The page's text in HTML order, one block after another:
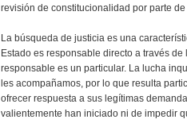
revisión de constitucionalidad por parte
La búsqueda de justicia es una
Estado es responsable directo a través
responsable es un particular. La lucha
les acompañamos, por lo que resulta
ofrecer respuesta a sus legítimas
valientemente han iniciado ni de impedir